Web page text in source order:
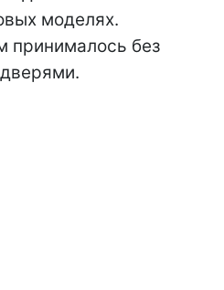
моделях.
принималось без